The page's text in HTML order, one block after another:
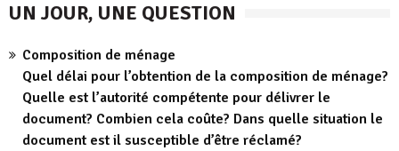
UN JOUR, UNE QUESTION
Composition de ménage
Quel délai pour l’obtention de la composition de ménage?
Quelle est l’autorité compétente pour délivrer le
document? Combien cela coûte? Dans quelle situation le
document est il susceptible d’être réclamé?